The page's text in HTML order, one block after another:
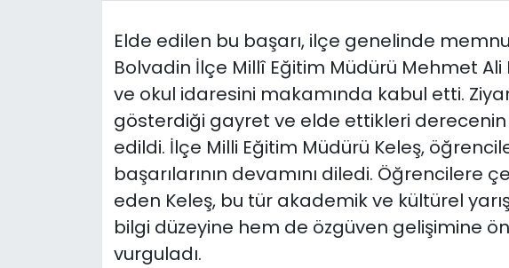
Elde edilen bu başarı, ilçe genelinde
Bolvadin İlçe Millî Eğitim Müdürü Mehmet Ali
ve okul idaresini makamında kabul etti.
gösterdiği gayret ve elde ettikleri
edildi. İlçe Milli Eğitim Müdürü Keleş,
başarılarının devamını diledi. Öğrencilere
eden Keleş, bu tür akademik ve kültürel
bilgi düzeyine hem de özgüven gelişimine
vurguladı.